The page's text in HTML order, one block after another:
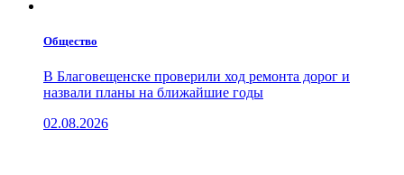
Общество
В Благовещенске проверили ход ремонта дорог и
назвали планы на ближайшие годы
02.08.2026